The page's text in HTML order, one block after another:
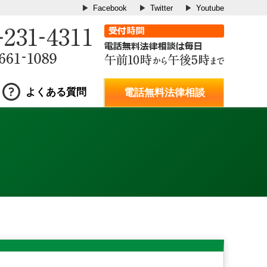
Facebook Twitter Youtube
よくある質問 電話無料法律相談